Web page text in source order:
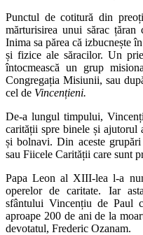
Punctul de cotitură din
mărturisirea unui sărac
Inima sa părea că izbucnește
și fizice ale săracilor. Un
întocmească un grup
Congregația Misiunii, sau
cel de Vincențieni.
De-a lungul timpului,
carității spre binele și ajutorul
și bolnavi. Din aceste
sau Fiicele Carității care sunt
Papa Leon al XIII-lea l-a
operelor de caritate. Iar
sfântului Vincențiu de Paul
aproape 200 de ani de la
devotatul, Frederic Ozanam.